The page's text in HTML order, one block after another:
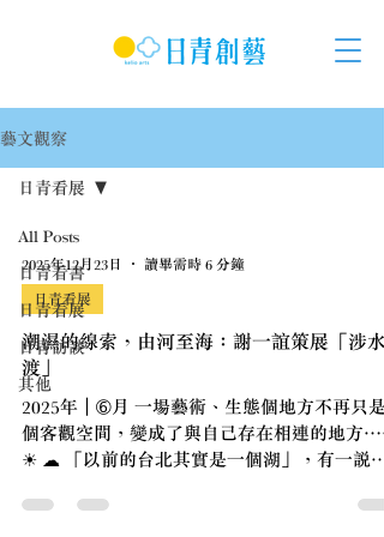
藝文觀察
All Posts
日青看書
日青看展
日青訪談
其他
日青看展
2025年12月23日
讀畢需時 6 分鐘
日青看展
潮濕的線索，由河至海：謝一誼策展「涉水
渡」
2025年｜➅月 一場藝術、生態個地方不再只是
個客觀空間，變成了與自己存在相連的地方
☀ ☁ 「以前的台北其實是一個湖」，有一說是
(1) 在其撰寫的《裨海紀遊》裡，便曾描述他在